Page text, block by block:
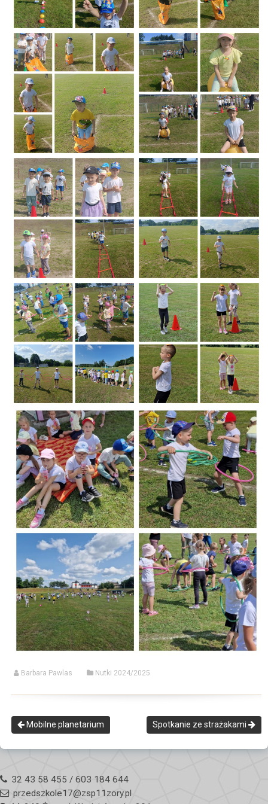
Barbara Pawlas Nutki 2024/2025
Mobilne planetarium Spotkanie ze strażakami
32 43 58 455 / 603 184 644
przedszkole17@zsp11zory.pl